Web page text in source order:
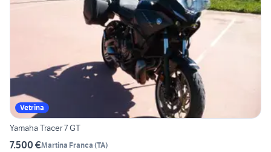
Vetrina
Yamaha Tracer 7 GT
7.500 €Martina Franca (TA)